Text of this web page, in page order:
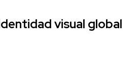
visual global